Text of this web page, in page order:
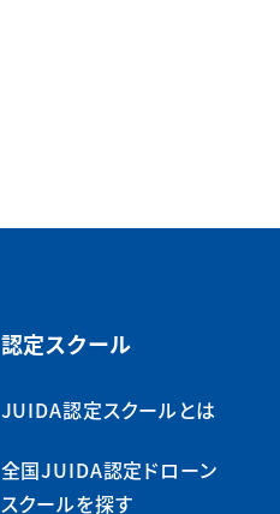
認定スクール
JUIDA認定スクールとは
全国JUIDA認定ドローン
スクールを探す